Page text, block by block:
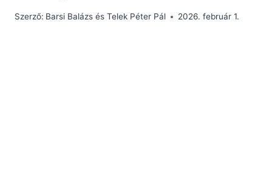
Szerző: Barsi Balázs és Telek Péter Pál 2026. február 1.